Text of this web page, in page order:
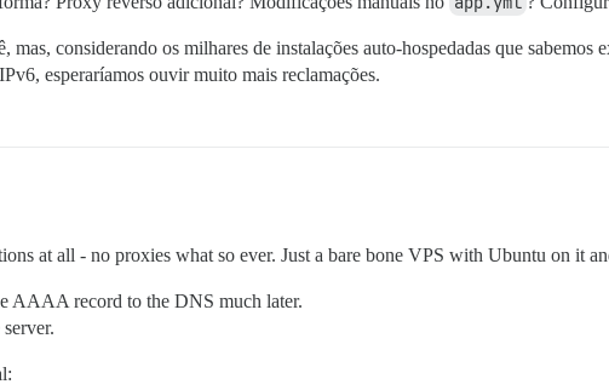
considerando os milhares de instalações auto-hospedadas que sabemos
esperaríamos ouvir muito mais reclamações.
at all - no proxies what so ever. Just a bare bone VPS with Ubuntu on it
AAAA record to the DNS much later.